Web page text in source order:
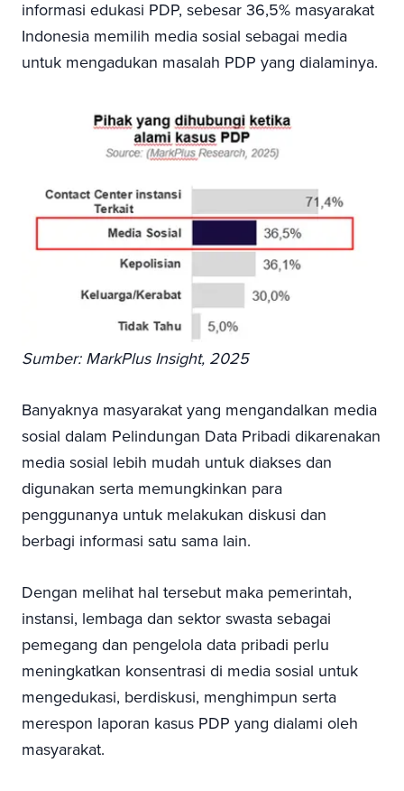
informasi edukasi PDP, sebesar 36,5% masyarakat
Indonesia memilih media sosial sebagai media
untuk mengadukan masalah PDP yang dialaminya.
Sumber: MarkPlus Insight, 2025
Banyaknya masyarakat yang mengandalkan media
sosial dalam Pelindungan Data Pribadi dikarenakan
media sosial lebih mudah untuk diakses dan
digunakan serta memungkinkan para
penggunanya untuk melakukan diskusi dan
berbagi informasi satu sama lain.
Dengan melihat hal tersebut maka pemerintah,
instansi, lembaga dan sektor swasta sebagai
pemegang dan pengelola data pribadi perlu
meningkatkan konsentrasi di media sosial untuk
mengedukasi, berdiskusi, menghimpun serta
merespon laporan kasus PDP yang dialami oleh
masyarakat.